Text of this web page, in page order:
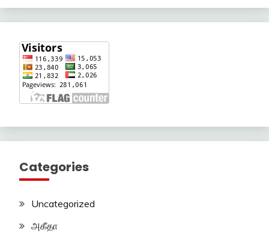
Categories
Uncategorized
அகீதா